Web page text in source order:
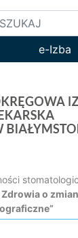
e-Izba
o